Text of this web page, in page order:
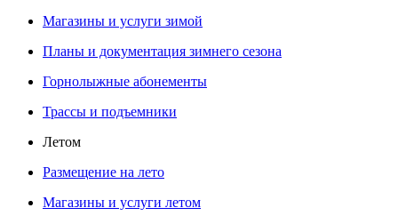
Магазины и услуги зимой
Планы и документация зимнего сезона
Горнолыжные абонементы
Трассы и подъемники
Летом
Размещение на лето
Магазины и услуги летом